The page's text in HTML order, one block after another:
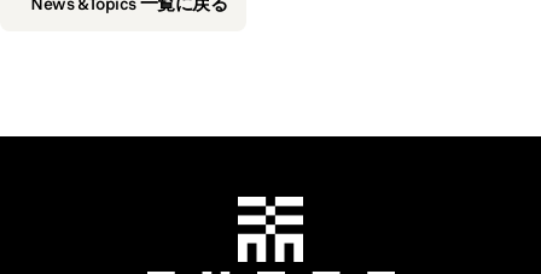
千葉工業大学